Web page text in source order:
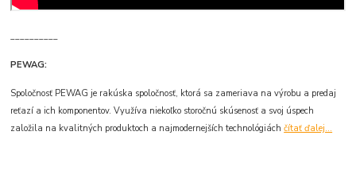
PEWAG:
Spoločnosť PEWAG je rakúska spoločnosť, ktorá sa zameriava na výrobu a predaj
reťazí a ich komponentov. Využíva niekoľko storočnú skúsenosť a svoj úspech
založila na kvalitných produktoch a najmodernejších technológiáchčítať ďalej...